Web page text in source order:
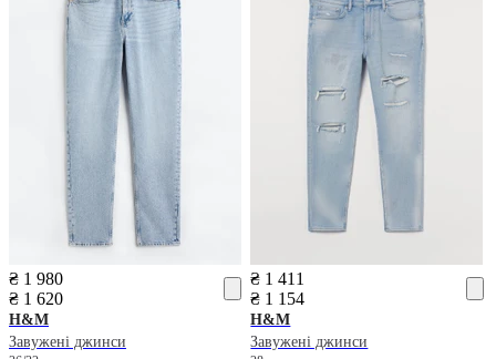
₴ 1 980
₴ 1 620
H&M
Завужені джинси
₴ 1 411
₴ 1 154
H&M
Завужені джинси